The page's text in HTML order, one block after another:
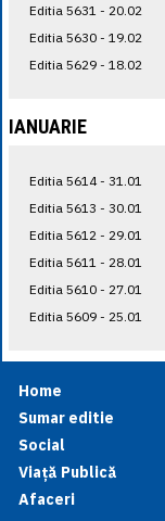
Editia 5631 - 20.02
Editia 5630 - 19.02
Editia 5629 - 18.02
IANUARIE
Editia 5614 - 31.01
Editia 5613 - 30.01
Editia 5612 - 29.01
Editia 5611 - 28.01
Editia 5610 - 27.01
Editia 5609 - 25.01
Home
Sumar editie
Social
Viață Publică
Afaceri